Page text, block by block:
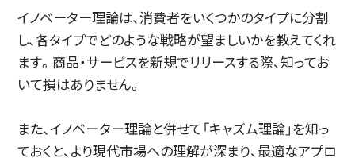
イノベーター理論は、消費者をいくつかのタイプに分割
し、各タイプでどのような戦略が望ましいかを教えてくれ
ます。商品・サービスを新規でリリースする際、知ってお
いて損はありません。
また、イノベーター理論と併せて「キャズム理論」を知っ
ておくと、より現代市場への理解が深まり、最適なアプロ